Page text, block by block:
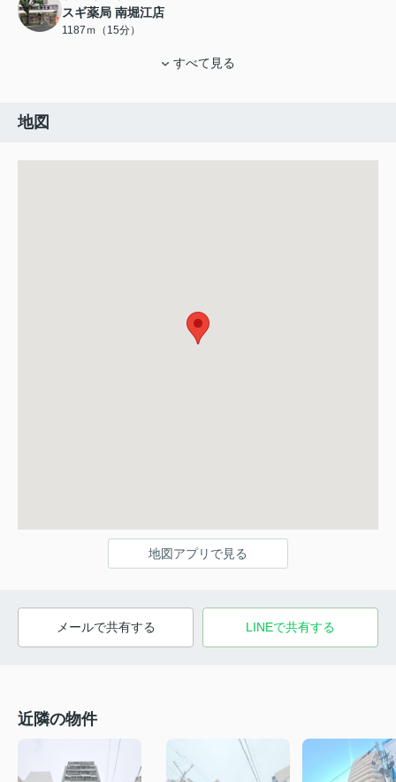
スギ薬局 南堀江店
1187ｍ（15分）
すべて見る
地図
地図アプリで見る
メールで共有する LINEで共有する
近隣の物件